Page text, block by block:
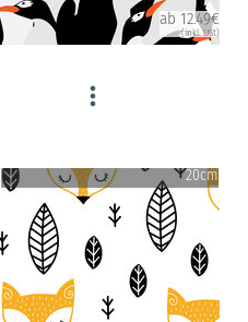
ab 12.49€
(inkl. USt)
20cm